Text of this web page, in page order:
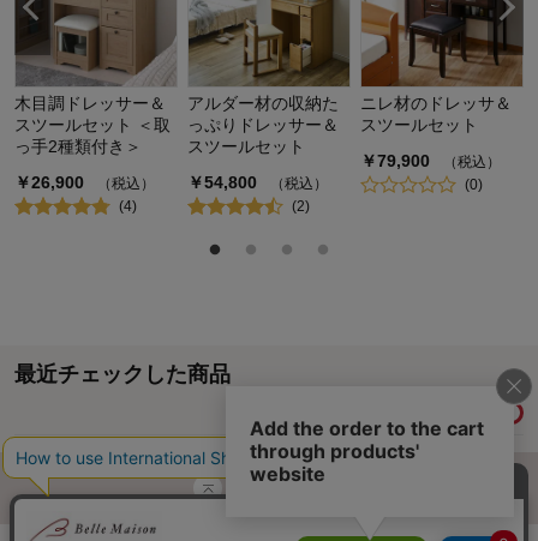
木目調ドレッサー＆
スツールセット ＜取
っ手2種類付き＞
￥26,900
（税込）
(4)
アルダー材の収納た
っぷりドレッサー＆
スツールセット
￥54,800
（税込）
(2)
ニレ材のドレッサ＆
スツールセット
￥79,900
（税込）
(0)
最近チェックした商品